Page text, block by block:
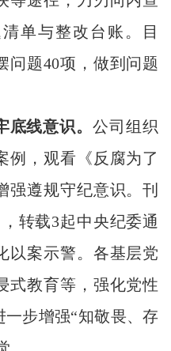
单与整改台账。目
问题40项，做到问题
底线意识。公司组织
例，观看《反腐为了
强遵规守纪意识。刊
转载3起中央纪委通
以案示警。各基层党
式教育等，强化党性
步增强“知敬畏、存